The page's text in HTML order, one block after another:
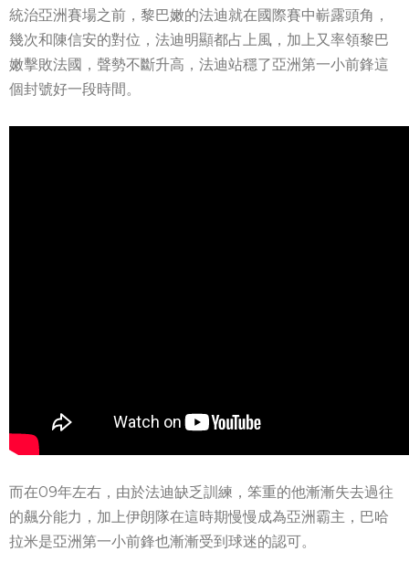
統治亞洲賽場之前，黎巴嫩的法迪就在國際賽中嶄露頭角，
幾次和陳信安的對位，法迪明顯都占上風，加上又率領黎巴
嫩擊敗法國，聲勢不斷升高，法迪站穩了亞洲第一小前鋒這
個封號好一段時間。
而在09年左右，由於法迪缺乏訓練，笨重的他漸漸失去過往
的飆分能力，加上伊朗隊在這時期慢慢成為亞洲霸主，巴哈
拉米是亞洲第一小前鋒也漸漸受到球迷的認可。